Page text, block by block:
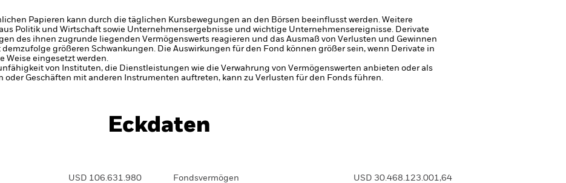
Papieren kann durch die täglichen Kursbewegungen an den Börsen beeinflusst werden. Weitere
Politik und Wirtschaft sowie Unternehmensergebnisse und wichtige Unternehmensereignisse. Derivate
des ihnen zugrunde liegenden Vermögenswerts reagieren und das Ausmaß von Verlusten und Gewinnen
größeren Schwankungen. Die Auswirkungen für den Fond können größer sein, wenn Derivate in
Weise eingesetzt werden.
von Instituten, die Dienstleistungen wie die Verwahrung von Vermögenswerten anbieten oder als
oder Geschäften mit anderen Instrumenten auftreten, kann zu Verlusten für den Fonds führen.
Eckdaten
USD 106.631.980 Fondsvermögen USD 30.468.123.001,64